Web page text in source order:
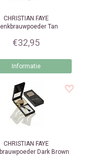
CHRISTIAN FAYE
Tan
€32,95
Informatie
CHRISTIAN FAYE
Dark Brown